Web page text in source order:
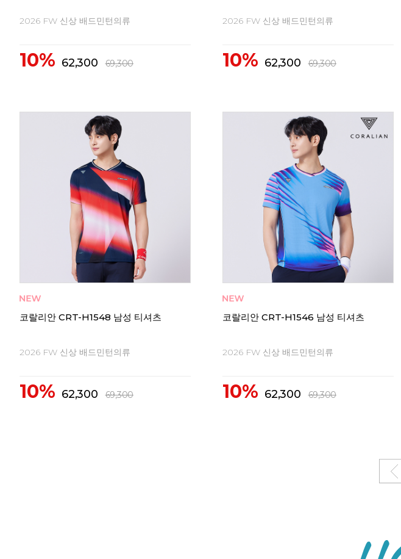
2026 FW 신상 배드민턴의류
10% 62,300 69,300
2026 FW 신상 배드민턴의류
10% 62,300 69,300
코랄리안 CRT-H1548 남성 티셔츠
2026 FW 신상 배드민턴의류
10% 62,300 69,300
코랄리안 CRT-H1546 남성 티셔츠
2026 FW 신상 배드민턴의류
10% 62,300 69,300